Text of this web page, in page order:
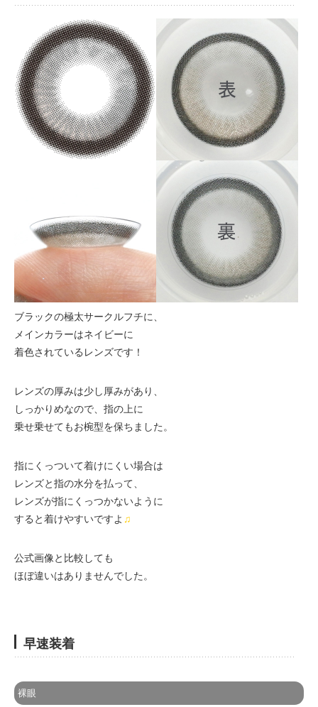
ブラックの極太サークルフチに、
メインカラーはネイビーに
着色されているレンズです！
レンズの厚みは少し厚みがあり、
しっかりめなので、指の上に
乗せ乗せてもお椀型を保ちました。
指にくっついて着けにくい場合は
レンズと指の水分を払って、
レンズが指にくっつかないように
すると着けやすいですよ ♫
公式画像と比較しても
ほぼ違いはありませんでした。
早速装着
裸眼